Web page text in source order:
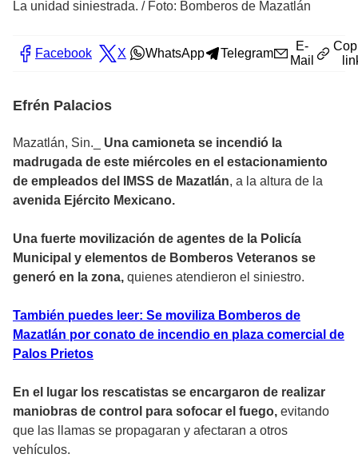
La unidad siniestrada. / Foto: Bomberos de Mazatlán
Facebook X WhatsApp Telegram
E-
Mail
Efrén Palacios
Mazatlán, Sin._ Una camioneta se incendió la
madrugada de este miércoles en el estacionamiento
de empleados del IMSS de Mazatlán, a la altura de la
avenida Ejército Mexicano.
Una fuerte movilización de agentes de la Policía
Municipal y elementos de Bomberos Veteranos se
generó en la zona, quienes atendieron el siniestro.
También puedes leer: Se moviliza Bomberos de
Mazatlán por conato de incendio en plaza comercial de
Palos Prietos
En el lugar los rescatistas se encargaron de realizar
maniobras de control para sofocar el fuego, evitando
que las llamas se propagaran y afectaran a otros
vehículos.